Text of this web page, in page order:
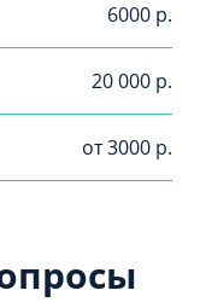
6000 р.
20 000 р.
от 3000 р.